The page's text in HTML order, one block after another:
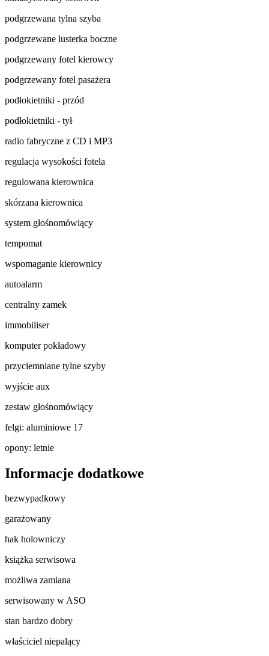
podgrzewana tylna szyba
podgrzewane lusterka boczne
podgrzewany fotel kierowcy
podgrzewany fotel pasażera
podłokietniki - przód
podłokietniki - tył
radio fabryczne z CD i MP3
regulacja wysokości fotela
regulowana kierownica
skórzana kierownica
system głośnomówiący
tempomat
wspomaganie kierownicy
autoalarm
centralny zamek
immobiliser
komputer pokładowy
przyciemniane tylne szyby
wyjście aux
zestaw głośnomówiący
felgi: aluminiowe 17
opony: letnie
Informacje dodatkowe
bezwypadkowy
garażowany
hak holowniczy
książka serwisowa
możliwa zamiana
serwisowany w ASO
stan bardzo dobry
właściciel niepalący